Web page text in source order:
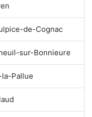
de-Cognac
sur-Bonnieure
Pallue